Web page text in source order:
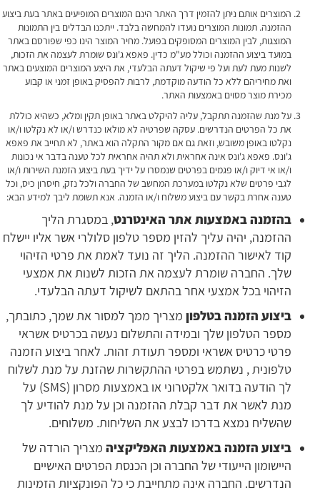
המוצרים אותם ניתן להזמין דרך האתר הינם המוצרים המופיעים באתר בעת ביצוע
ההזמנה. תמונות המוצרים נועדו להמחשה בלבד. ייתכנו הבדלים בין התמונות
המוצגות, לבין המוצרים המסופקים בפועל. מחיר המוצר הינו כפי שפורסם באתר
במועד ביצוע ההזמנה וכולל מע"מ כדין. פאפא ג'ונס שומרת לעצמה את הזכות,
לשנות מעת לעת ועל פי שיקול דעתה הבלעדי, את היצע המוצרים המוצעים באתר
ואת מחיריהם ללא כל הודעה מוקדמת, לרבות להפסיק באופן זמני או קבוע
מכירת מוצר מסוים באמצעות האתר.
על מנת שהזמנה תתקבל, עליה להיקלט באתר באופן תקין ומלא, כשהיא כוללת
את כל הפרטים הנדרשים. עסקה שפרטיה לא מולאו כנדרש ו/או לא נקלטו ו/או
נקלטו באופן משובש, וזאת גם אם מקור התקלה הוא באתר, לא תחייב את פאפא
ג'ונס. פאפא ג'ונס אינה אחראית ולא תהיה אחראית לכל טענה בדבר אי נכונות
ו/או אי דיוק ו/או פגמים בפרטים שנמסרו על ידיך בעת ביצוע הזמנת השירות ו/או
לגבי פרטים שלא נקלטו במערכת המחשב של החברה ולכל נזק, חיסרון כיס, וכל
טענה אחרת בקשר עם ביצוע משלוח ו/או הזמנה. אנא תשומת ליבך למידע הבא:
בהזמנה באמצעות אתר האינטרנט, במסגרת הליך
ההזמנה, יהיה עליך להזין מספר טלפון סלולרי אשר אליו יישלח
קוד לאישור ההזמנה. הליך זה נועד לאמת את פרטי הזיהוי
שלך. החברה שומרת לעצמה את הזכות לשנות את אמצעי
הזיהוי בכל אמצעי אחר בהתאם לשיקול דעתה הבלעדי.
ביצוע הזמנה בטלפון מצריך ממך למסור את שמך, כתובתך,
מספר הטלפון שלך ובמידה והתשלום נעשה בכרטיס אשראי
פרטי כרטיס אשראי ומספר תעודת זהות. לאחר ביצוע הזמנה
טלפונית , נשתמש בפרטי ההתקשרות שהזנת על מנת לשלוח
לך הודעה בדואר אלקטרוני או באמצעות מסרון (SMS) על
מנת לאשר את דבר קבלת ההזמנה וכן על מנת להודיע לך
שהשליח נמצא בדרכו לבצע את השליחות. משלוחים.
ביצוע הזמנה באמצעות האפליקציה מצריך הורדה של
היישומון הייעודי של החברה וכן הכנסת הפרטים האישיים
הנדרשים. החברה אינה מתחייבת כי כל הפונקציות הזמינות